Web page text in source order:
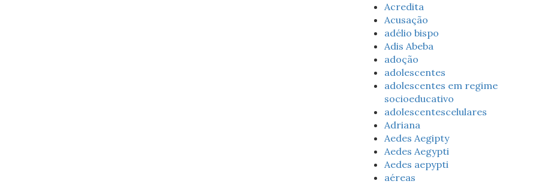
Acredita
Acusação
adélio bispo
Adis Abeba
adoção
adolescentes
adolescentes em regime
socioeducativo
adolescentescelulares
Adriana
Aedes Aegipty
Aedes Aegypti
Aedes aepypti
aéreas